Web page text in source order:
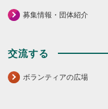
募集情報・団体紹介
交流する
ボランティアの広場